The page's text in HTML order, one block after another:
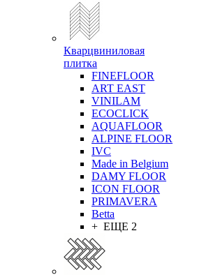
Кварцвиниловая
плитка
FINEFLOOR
ART EAST
VINILAM
ECOCLICK
AQUAFLOOR
ALPINE FLOOR
IVC
Made in Belgium
DAMY FLOOR
ICON FLOOR
PRIMAVERA
Betta
+ ЕЩЕ 2